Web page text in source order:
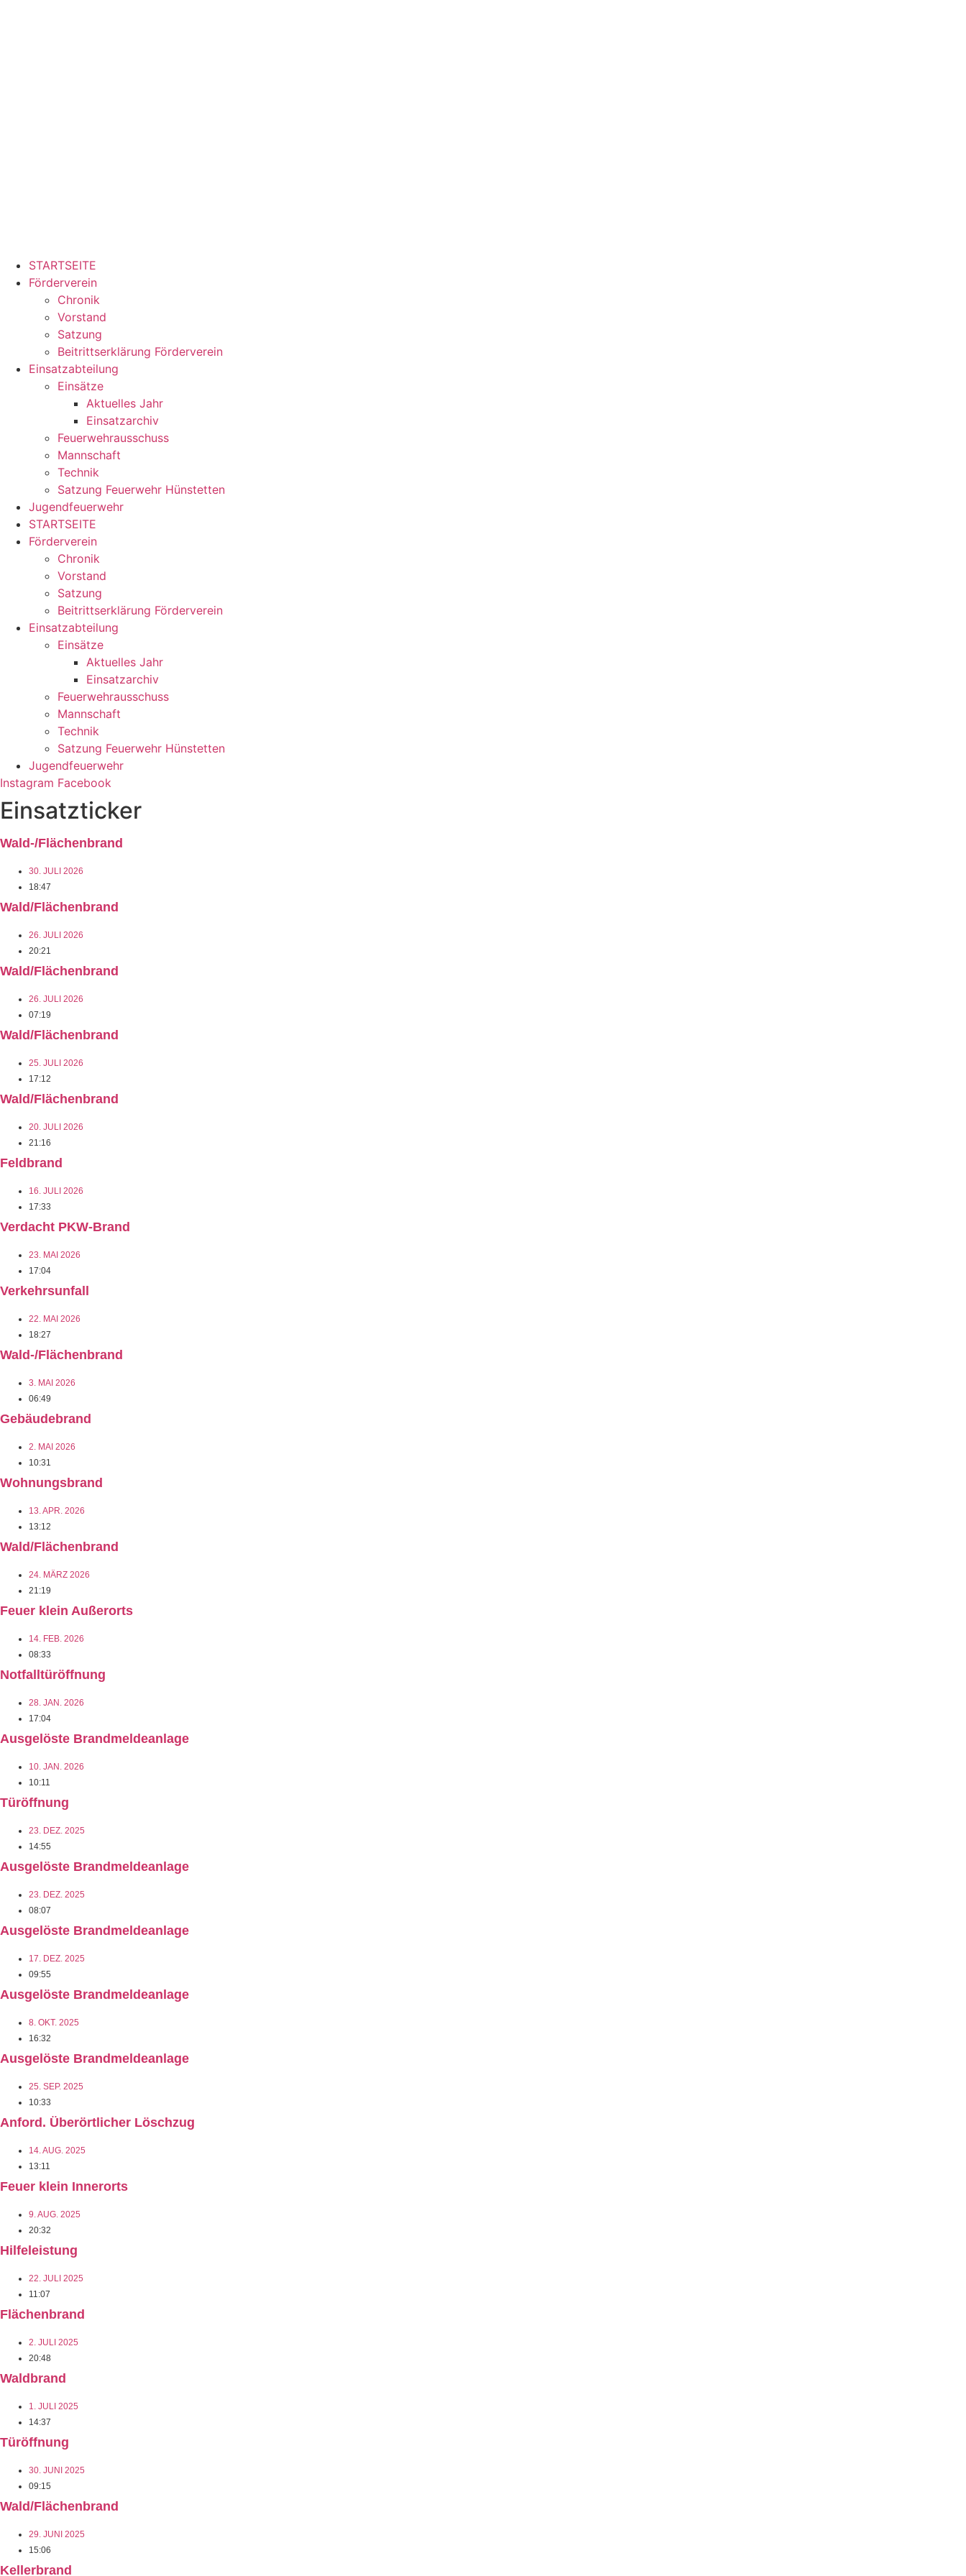
STARTSEITE
Förderverein
Chronik
Vorstand
Satzung
Beitrittserklärung Förderverein
Einsatzabteilung
Einsätze
Aktuelles Jahr
Einsatzarchiv
Feuerwehrausschuss
Mannschaft
Technik
Satzung Feuerwehr Hünstetten
Jugendfeuerwehr
STARTSEITE
Förderverein
Chronik
Vorstand
Satzung
Beitrittserklärung Förderverein
Einsatzabteilung
Einsätze
Aktuelles Jahr
Einsatzarchiv
Feuerwehrausschuss
Mannschaft
Technik
Satzung Feuerwehr Hünstetten
Jugendfeuerwehr
Instagram Facebook
Einsatzticker
Wald-/Flächenbrand
30. JULI 2026
18:47
Wald/Flächenbrand
26. JULI 2026
20:21
Wald/Flächenbrand
26. JULI 2026
07:19
Wald/Flächenbrand
25. JULI 2026
17:12
Wald/Flächenbrand
20. JULI 2026
21:16
Feldbrand
16. JULI 2026
17:33
Verdacht PKW-Brand
23. MAI 2026
17:04
Verkehrsunfall
22. MAI 2026
18:27
Wald-/Flächenbrand
3. MAI 2026
06:49
Gebäudebrand
2. MAI 2026
10:31
Wohnungsbrand
13. APR. 2026
13:12
Wald/Flächenbrand
24. MÄRZ 2026
21:19
Feuer klein Außerorts
14. FEB. 2026
08:33
Notfalltüröffnung
28. JAN. 2026
17:04
Ausgelöste Brandmeldeanlage
10. JAN. 2026
10:11
Türöffnung
23. DEZ. 2025
14:55
Ausgelöste Brandmeldeanlage
23. DEZ. 2025
08:07
Ausgelöste Brandmeldeanlage
17. DEZ. 2025
09:55
Ausgelöste Brandmeldeanlage
8. OKT. 2025
16:32
Ausgelöste Brandmeldeanlage
25. SEP. 2025
10:33
Anford. Überörtlicher Löschzug
14. AUG. 2025
13:11
Feuer klein Innerorts
9. AUG. 2025
20:32
Hilfeleistung
22. JULI 2025
11:07
Flächenbrand
2. JULI 2025
20:48
Waldbrand
1. JULI 2025
14:37
Türöffnung
30. JUNI 2025
09:15
Wald/Flächenbrand
29. JUNI 2025
15:06
Kellerbrand